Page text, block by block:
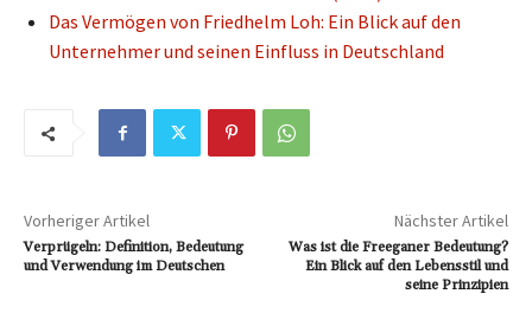
Das Vermögen von Friedhelm Loh: Ein Blick auf den
Unternehmer und seinen Einfluss in Deutschland
Vorheriger Artikel
Verprügeln: Definition, Bedeutung
und Verwendung im Deutschen
Nächster Artikel
Was ist die Freeganer Bedeutung?
Ein Blick auf den Lebensstil und
seine Prinzipien